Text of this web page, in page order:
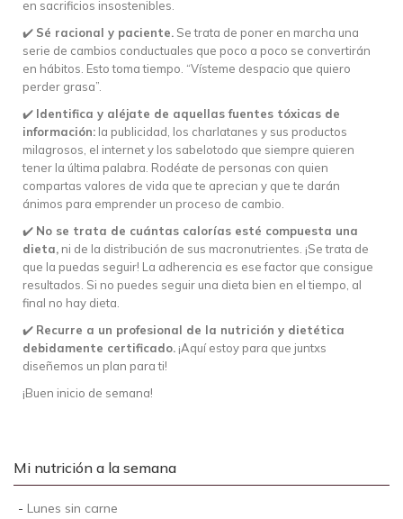
en sacrificios insostenibles.
✔️ Sé racional y paciente. Se trata de poner en marcha una
serie de cambios conductuales que poco a poco se convertirán
en hábitos. Esto toma tiempo. “Vísteme despacio que quiero
perder grasa”.
✔️ Identifica y aléjate de aquellas fuentes tóxicas de
información: la publicidad, los charlatanes y sus productos
milagrosos, el internet y los sabelotodo que siempre quieren
tener la última palabra. Rodéate de personas con quien
compartas valores de vida que te aprecian y que te darán
ánimos para emprender un proceso de cambio.
✔️ No se trata de cuántas calorías esté compuesta una
dieta,ni de la distribución de sus macronutrientes. ¡Se trata de
que la puedas seguir! La adherencia es ese factor que consigue
resultados. Si no puedes seguir una dieta bien en el tiempo, al
final no hay dieta.
✔️ Recurre a un profesional de la nutrición y dietética
debidamente certificado. ¡Aquí estoy para que juntxs
diseñemos un plan para ti!
¡Buen inicio de semana!
Mi nutrición a la semana
- Lunes sin carne